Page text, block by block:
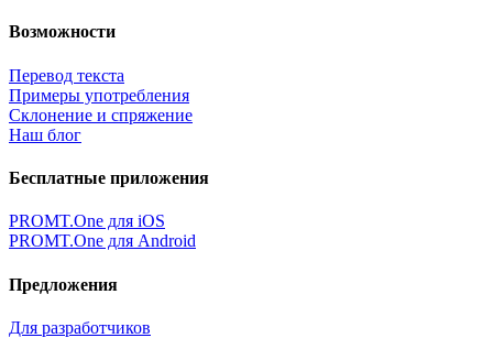
Возможности
Перевод текста
Примеры употребления
Склонение и спряжение
Наш блог
Бесплатные приложения
PROMT.One для iOS
PROMT.One для Android
Предложения
Для разработчиков